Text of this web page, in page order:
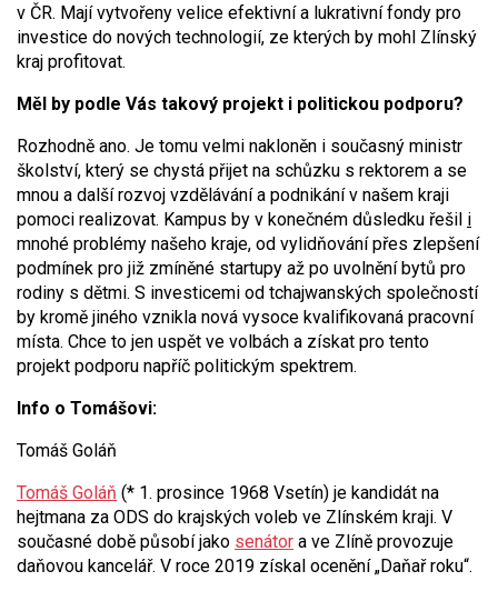
v ČR. Mají vytvořeny velice efektivní a lukrativní fondy pro
investice do nových technologií, ze kterých by mohl Zlínský
kraj profitovat.
Měl by podle Vás takový projekt i politickou podporu?
Rozhodně ano. Je tomu velmi nakloněn i současný ministr
školství, který se chystá přijet na schůzku s rektorem a se
mnou a další rozvoj vzdělávání a podnikání v našem kraji
pomoci realizovat. Kampus by v konečném důsledku řešil i
mnohé problémy našeho kraje, od vylidňování přes zlepšení
podmínek pro již zmíněné startupy až po uvolnění bytů pro
rodiny s dětmi. S investicemi od tchajwanských společností
by kromě jiného vznikla nová vysoce kvalifikovaná pracovní
místa. Chce to jen uspět ve volbách a získat pro tento
projekt podporu napříč politickým spektrem.
Info o Tomášovi:
Tomáš Goláň
Tomáš Goláň (* 1. prosince 1968 Vsetín) je kandidát na
hejtmana za ODS do krajských voleb ve Zlínském kraji. V
současné době působí jako senátor a ve Zlíně provozuje
daňovou kancelář. V roce 2019 získal ocenění „Daňař roku“.